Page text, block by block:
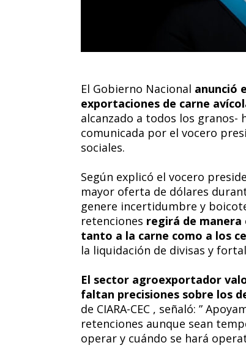
El Gobierno Nacional anunció
exportaciones de carne
alcanzado a todos los granos-
comunicada por el vocero
sociales.
Según explicó el vocero
mayor oferta de dólares
genere incertidumbre y
retenciones regirá de manera
tanto a la carne como a los
la liquidación de divisas y
El sector agroexportador
faltan precisiones sobre los
de CIARA-CEC , señaló: ”
retenciones aunque sean
operar y cuándo se hará